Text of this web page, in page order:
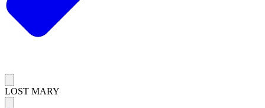
LOST MARY